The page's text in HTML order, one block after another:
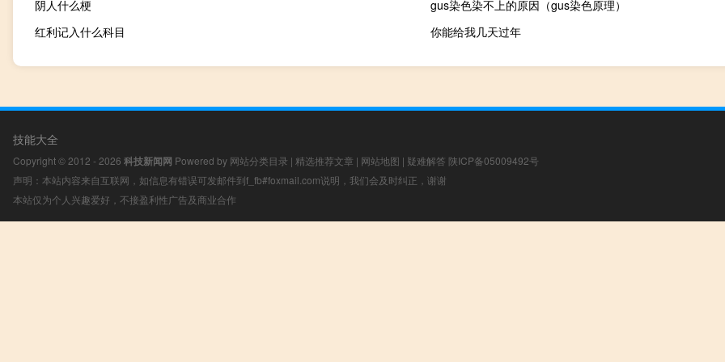
阴人什么梗
gus染色染不上的原因（gus染色原理）
红利记入什么科目
你能给我几天过年
技能大全
Copyright © 2012 - 2026 科技新闻网 Powered by 网站分类目录 | 精选推荐文章 | 网站地图 | 疑难解答 陕ICP备05009492号
声明：本站内容来自互联网，如信息有错误可发邮件到f_fb#foxmail.com说明，我们会及时纠正，谢谢
本站仅为个人兴趣爱好，不接盈利性广告及商业合作